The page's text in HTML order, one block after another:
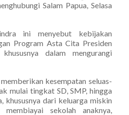
Salam Papua, Selasa
ini menyebut kebijakan
Program Asta Cita Presiden
dalam mengurangi
kesempatan seluas-
mulai tingkat SD, SMP, hingga
khususnya dari keluarga miskin
sekolah anaknya,